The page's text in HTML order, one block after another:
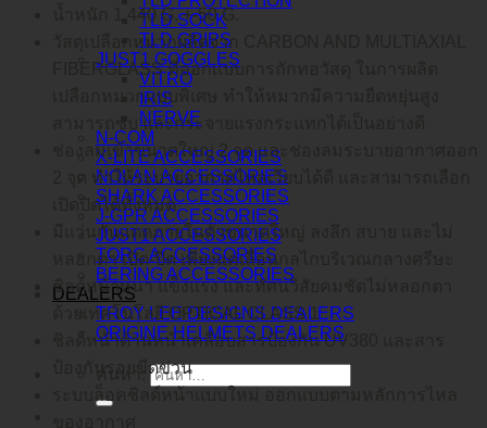
TLD SOCK
TLD GRIPS
JUST1 GOGGLES
VITRO
IRIS
NERVE
N-COM
X-LITE ACCESSORIES
NOLAN ACCESSORIES
SHARK ACCESSORIES
J-GPR ACCESSORIES
JUST1 ACCESSORIES
TORC ACCESSORIES
BERING ACCESSORIES
DEALERS
TROY LEE DESIGNS DEALERS
ORIGINE HELMETS DEALERS
น้ำหนัก 1,440 G. +-50 G.
วัสดุเปลือกหมวกผลิตจาก CARBON AND MULTIAXIAL
FIBERGLASS ที่ออกแบบการถักทอวัสดุ ในการผลิต
เปลือกหมวกแบบพิเศษ ทำให้หมวกมีความยืดหยุ่นสูง
สามารถซับ และกระจายแรงกระแทกได้เป็นอย่างดี
ช่องลมเข้าขนาดใหญ่ 2 จุด และช่องลมระบายอากาศออก
2 จุด ทำให้ระบายอากาศไหลเวียบได้ดี และสามารถเลือก
เปิดปิดได้ทั้งหมด
มีแว่นกันแดดภายในตัวขนาดใหญ่ ลงลึก สบาย และไม่
หลอกตา เปิด-ปิด เพียงแค่เลื่อนกลไกบริเวณกลางศรีษะ
ชิลด์หน้าหนา แข็งแรง และทัศนวิสัยคมชัดไม่หลอกตา
ด้วยเทคโนโลยี OPTICAL CLASS 1
ชิลด์หน้าด้านหน้าเคลือบสารป้องกัน UV380 และสาร
ป้องกันรอยขีดข่วน